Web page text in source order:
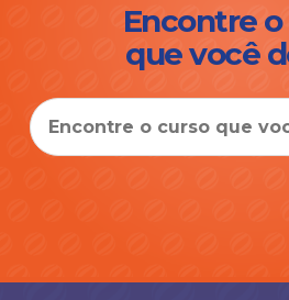
Encontre
que você